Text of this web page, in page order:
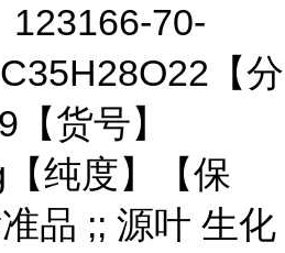
123166-70-
【分
货号】
纯度】【保
品 ;; 源叶 生化